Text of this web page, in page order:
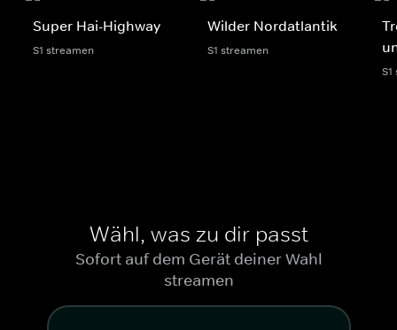
Super Hai-Highway
S1 streamen
Wilder Nordatlantik
S1 streamen
Wähl, was zu dir passt
Sofort auf dem Gerät deiner Wahl
streamen